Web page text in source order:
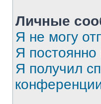
Личные
Я не могу
Я
Я получил